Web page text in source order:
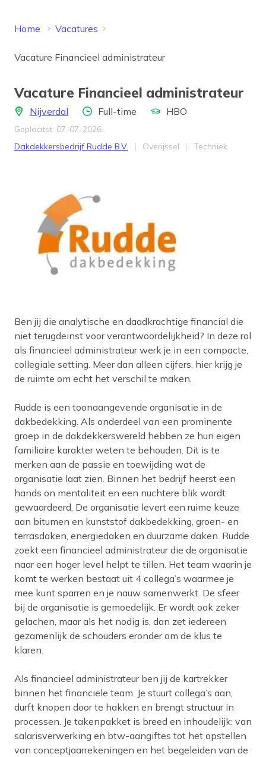
Home Vacatures
Vacature Financieel administrateur
Vacature Financieel administrateur
LocatieNijverdal Aantal uren
Full-time Opleidingsniveau
HBO
Geplaatst: 07-07-2026
Bedrijf
Dakdekkersbedrijf Rudde B.V. Provincie
Overijssel Werkveld
Techniek
Ben jij die analytische en daadkrachtige financial die
niet terugdeinst voor verantwoordelijkheid? In deze rol
als financieel administrateur werk je in een compacte,
collegiale setting. Meer dan alleen cijfers, hier krijg je
de ruimte om echt het verschil te maken.
Rudde is een toonaangevende organisatie in de
dakbedekking. Als onderdeel van een prominente
groep in de dakdekkerswereld hebben ze hun eigen
familiaire karakter weten te behouden. Dit is te
merken aan de passie en toewijding wat de
organisatie laat zien. Binnen het bedrijf heerst een
hands on mentaliteit en een nuchtere blik wordt
gewaardeerd. De organisatie levert een ruime keuze
aan bitumen en kunststof dakbedekking, groen- en
terrasdaken, energiedaken en duurzame daken. Rudde
zoekt een financieel administrateur die de organisatie
naar een hoger level helpt te tillen. Het team waarin je
komt te werken bestaat uit 4 collega’s waarmee je
mee kunt sparren en je nauw samenwerkt. De sfeer
bij de organisatie is gemoedelijk. Er wordt ook zeker
gelachen, maar als het nodig is, dan zet iedereen
gezamenlijk de schouders eronder om de klus te
klaren.
Als financieel administrateur ben jij de kartrekker
binnen het financiële team. Je stuurt collega’s aan,
durft knopen door te hakken en brengt structuur in
processen. Je takenpakket is breed en inhoudelijk: van
salarisverwerking en btw-aangiftes tot het opstellen
van conceptjaarrekeningen en het begeleiden van de